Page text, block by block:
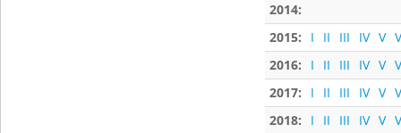
2014:
2015:
I II III IV V
2016:
I II III IV V
2017:
I II III IV V
2018:
I II III IV V